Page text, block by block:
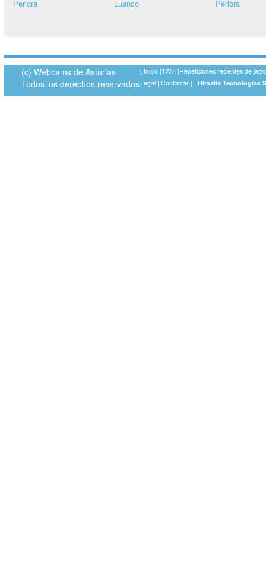
Perlora Luanco Perlora
(c) Webcams de Asturias
Todos los derechos reservados
[ Inicio |1Win |Repeticiones recientes de
Legal | Contactar Himalia Tecnologías